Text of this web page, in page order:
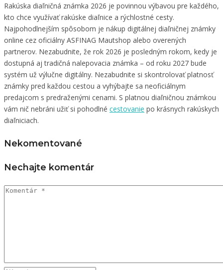
Rakúska diaľničná známka 2026 je povinnou výbavou pre každého,
kto chce využívať rakúske diaľnice a rýchlostné cesty.
Najpohodlnejším spôsobom je nákup digitálnej diaľničnej známky
online cez oficiálny ASFINAG Mautshop alebo overených
partnerov. Nezabudnite, že rok 2026 je posledným rokom, kedy je
dostupná aj tradičná nalepovacia známka – od roku 2027 bude
systém už výlučne digitálny. Nezabudnite si skontrolovať platnosť
známky pred každou cestou a vyhýbajte sa neoficiálnym
predajcom s predraženými cenami. S platnou diaľničnou známkou
vám nič nebráni užiť si pohodlné cestovanie po krásnych rakúskych
diaľniciach.
Nekomentované
Nechajte komentár